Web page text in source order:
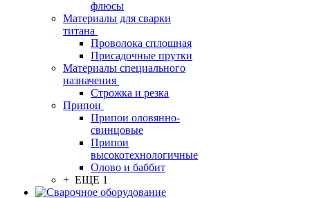
флюсы
Материалы для сварки
титана
Проволока сплошная
Присадочные прутки
Материалы специального
назначения
Строжка и резка
Припои
Припои оловянно-
свинцовые
Припои
высокотехнологичные
Олово и баббит
+ ЕЩЕ 1